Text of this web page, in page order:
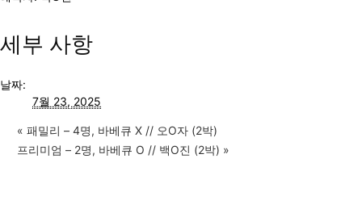
세부 사항
날짜:
7월 23, 2025
« 패밀리 – 4명, 바베큐 X // 오O자 (2박)
프리미엄 – 2명, 바베큐 O // 백O진 (2박) »